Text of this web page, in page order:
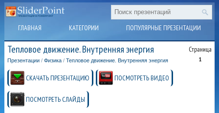
ГЛАВНАЯ КАТЕГОРИИ ПОПУЛЯРНЫЕ ПРЕЗЕНТАЦИИ
Тепловое движение. Внутренняя энергия Страница
1
Презентации /Физика /Тепловое движение. Внутренняя энергия
СКАЧАТЬ ПРЕЗЕНТАЦИЮ ПОСМОТРЕТЬ ВИДЕО
ПОСМОТРЕТЬ СЛАЙДЫ